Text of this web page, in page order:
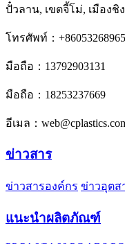
ปั๋วลาน, เขตจี้โม่, เมือง
โทรศัพท์：
มือถือ：13792903131
มือถือ：18253237669
อีเมล：
ข่าวสาร
ข่าวสารองค์กร ข่าวอุตส
แนะนำผลิตภัณฑ์